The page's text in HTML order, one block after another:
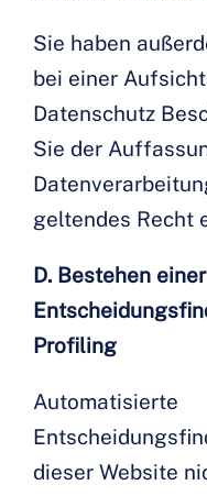
Sie haben
bei einer
Datenschutz
Sie der
geltendes Recht
D. Bestehen
Profiling
Automatisierte
dieser Website